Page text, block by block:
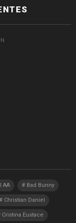
AA Bad Bunny
Christian Daniel
Cristina Eustace